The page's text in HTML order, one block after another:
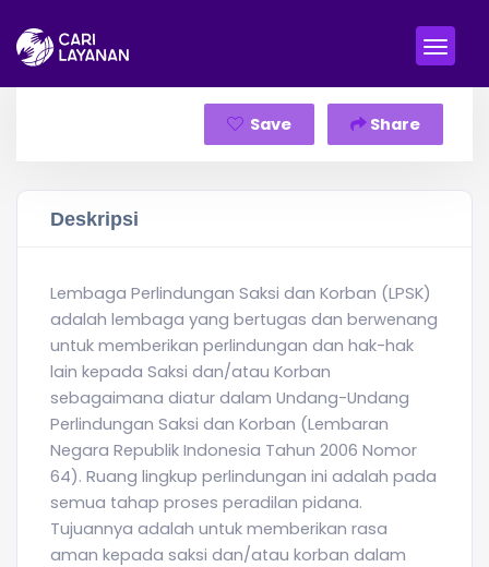
Save Share
Deskripsi
Lembaga Perlindungan Saksi dan Korban (LPSK)
adalah lembaga yang bertugas dan berwenang
untuk memberikan perlindungan dan hak-hak
lain kepada Saksi dan/atau Korban
sebagaimana diatur dalam Undang-Undang
Perlindungan Saksi dan Korban (Lembaran
Negara Republik Indonesia Tahun 2006 Nomor
64). Ruang lingkup perlindungan ini adalah pada
semua tahap proses peradilan pidana.
Tujuannya adalah untuk memberikan rasa
aman kepada saksi dan/atau korban dalam